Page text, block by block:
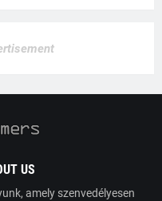
US
amely szenvedélyesen